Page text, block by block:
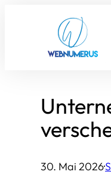
springen
30. Mai 2026·